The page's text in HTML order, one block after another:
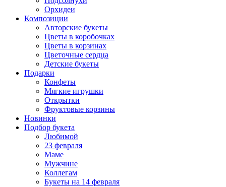
Орхидеи
Композиции
Авторские букеты
Цветы в коробочках
Цветы в корзинах
Цветочные сердца
Детские букеты
Подарки
Конфеты
Мягкие игрушки
Открытки
Фруктовые корзины
Новинки
Подбор букета
Любимой
23 февраля
Маме
Мужчине
Коллегам
Букеты на 14 февраля